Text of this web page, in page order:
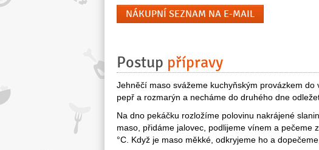
NÁKUPNÍ SEZNAM NA E-MAIL
Postup přípravy
Jehněčí maso svážeme kuchyňským provázkem
pepř a rozmarýn a necháme do druhého dne
Na dno pekáčku rozložíme polovinu nakrájené
maso, přidáme jalovec, podlijeme vínem a pečeme
°C. Když je maso měkké, odkryjeme ho a